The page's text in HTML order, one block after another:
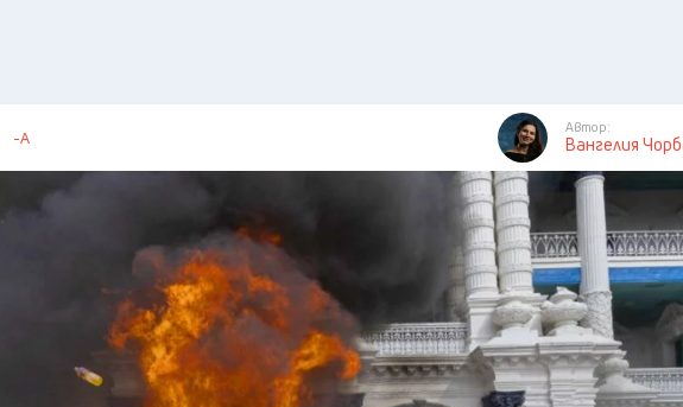
-A
Автор:
Вангелия